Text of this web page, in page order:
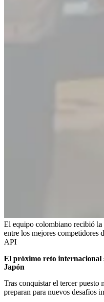
El equipo colombiano recibió la
entre los mejores competidores
API
El próximo reto internacional
Japón
Tras conquistar el tercer puesto
preparan para nuevos desafíos